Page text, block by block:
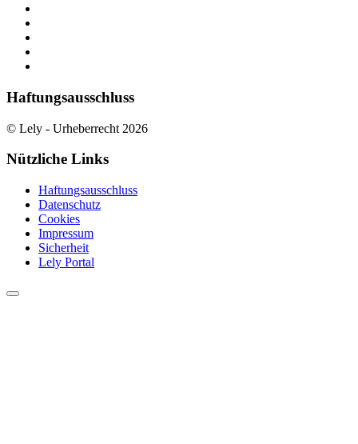
Haftungsausschluss
© Lely - Urheberrecht 2026
Nützliche Links
Haftungsausschluss
Datenschutz
Cookies
Impressum
Sicherheit
Lely Portal